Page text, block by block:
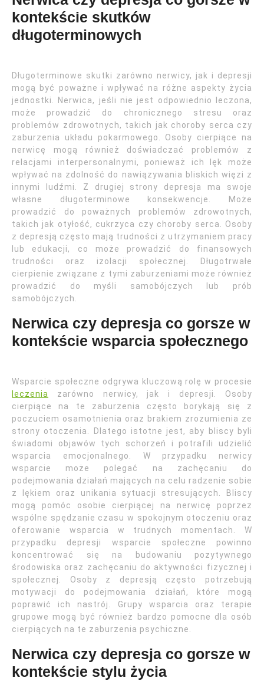
kontekście skutków
długoterminowych
Długoterminowe skutki zarówno nerwicy, jak i depresji
mogą być poważne i wpływać na różne aspekty życia
jednostki. Nerwica, jeśli nie jest odpowiednio leczona,
może prowadzić do chronicznego stresu oraz
problemów zdrowotnych, takich jak choroby serca czy
zaburzenia układu pokarmowego. Osoby cierpiące na
nerwicę mogą również doświadczać problemów z
relacjami interpersonalnymi, ponieważ ich lęk może
wpływać na zdolność do nawiązywania bliskich więzi z
innymi ludźmi. Z drugiej strony depresja ma swoje
własne długoterminowe konsekwencje. Może
prowadzić do poważnych problemów zdrowotnych,
takich jak otyłość, cukrzyca czy choroby serca. Osoby
z depresją często mają trudności z utrzymaniem pracy
lub edukacji, co może prowadzić do finansowych
trudności oraz izolacji społecznej. Długotrwałe
cierpienie związane z tymi zaburzeniami może również
prowadzić do myśli samobójczych lub prób
samobójczych.
Nerwica czy depresja co gorsze w
kontekście wsparcia społecznego
Wsparcie społeczne odgrywa kluczową rolę w procesie
leczenia
zarówno nerwicy, jak i depresji. Osoby
cierpiące na te zaburzenia często borykają się z
poczuciem osamotnienia oraz brakiem zrozumienia ze
strony otoczenia. Dlatego istotne jest, aby bliscy byli
świadomi objawów tych schorzeń i potrafili udzielić
wsparcia emocjonalnego. W przypadku nerwicy
wsparcie może polegać na zachęcaniu do
podejmowania działań mających na celu radzenie sobie
z lękiem oraz unikania sytuacji stresujących. Bliscy
mogą pomóc osobie cierpiącej na nerwicę poprzez
wspólne spędzanie czasu w spokojnym otoczeniu oraz
oferowanie wsparcia w trudnych momentach. W
przypadku depresji wsparcie społeczne powinno
koncentrować się na budowaniu pozytywnego
środowiska oraz zachęcaniu do aktywności fizycznej i
społecznej. Osoby z depresją często potrzebują
motywacji do podejmowania działań, które mogą
poprawić ich nastrój. Grupy wsparcia oraz terapie
grupowe mogą być również bardzo pomocne dla osób
cierpiących na te zaburzenia psychiczne.
Nerwica czy depresja co gorsze w
kontekście stylu życia